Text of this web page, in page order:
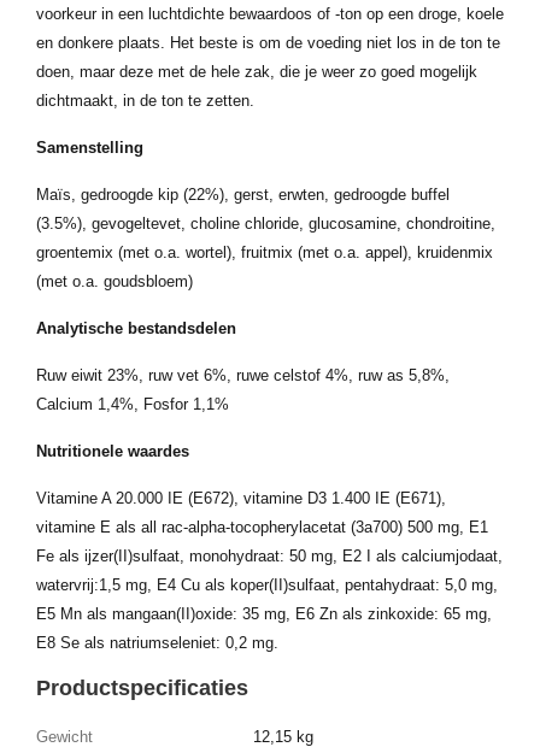
voorkeur in een luchtdichte bewaardoos of -ton op een droge, koele
en donkere plaats. Het beste is om de voeding niet los in de ton te
doen, maar deze met de hele zak, die je weer zo goed mogelijk
dichtmaakt, in de ton te zetten.
Samenstelling
Maïs, gedroogde kip (22%), gerst, erwten, gedroogde buffel
(3.5%), gevogeltevet, choline chloride, glucosamine, chondroitine,
groentemix (met o.a. wortel), fruitmix (met o.a. appel), kruidenmix
(met o.a. goudsbloem)
Analytische bestandsdelen
Ruw eiwit 23%, ruw vet 6%, ruwe celstof 4%, ruw as 5,8%,
Calcium 1,4%, Fosfor 1,1%
Nutritionele waardes
Vitamine A 20.000 IE (E672), vitamine D3 1.400 IE (E671),
vitamine E als all rac-alpha-tocopherylacetat (3a700) 500 mg, E1
Fe als ijzer(II)sulfaat, monohydraat: 50 mg, E2 I als calciumjodaat,
watervrij:1,5 mg, E4 Cu als koper(II)sulfaat, pentahydraat: 5,0 mg,
E5 Mn als mangaan(II)oxide: 35 mg, E6 Zn als zinkoxide: 65 mg,
E8 Se als natriumseleniet: 0,2 mg.
Productspecificaties
Gewicht
12,15 kg